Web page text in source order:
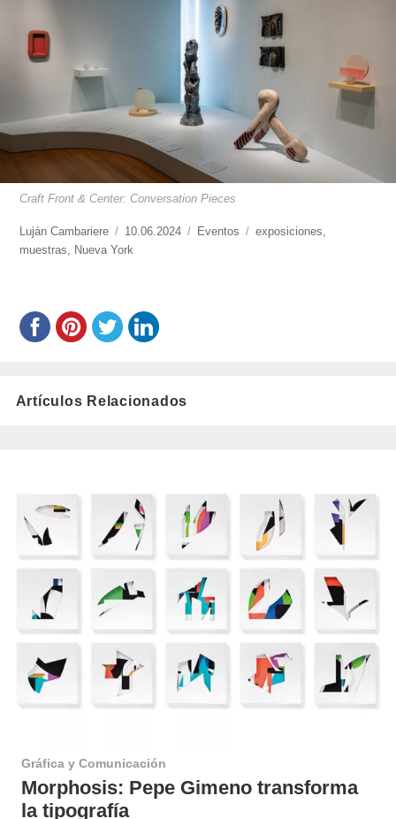
Craft Front & Center: Conversation Pieces
https://www.experimenta.es/author/lujan-
cambariere/
Luján Cambariere
Publicado
el
10.06.2024 Categorías
Eventos Etiquetas
exposiciones,
muestras, Nueva York
Artículos Relacionados
Gráfica y Comunicación
Morphosis: Pepe Gimeno transforma
la tipografía